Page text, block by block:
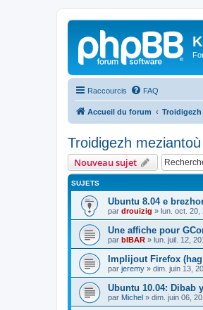
Raccourcis FAQ
Accueil du forum Troidigezh
Troidigezh
Nouveau sujet
SUJETS
Ubuntu 8.04 e
par drouizig » lun. oct. 20,
Une affiche pour
par bIBAR » lun. juil. 12,
Implijout Firefox
par jeremy » dim. juin 13,
Ubuntu 10.04: Dibab
par Michel » dim. juin 06,